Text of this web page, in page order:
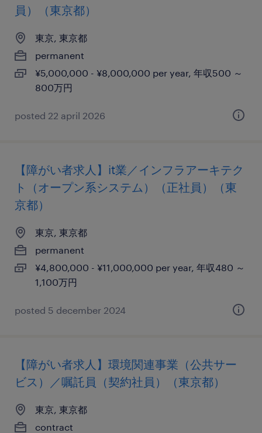
員）（東京都）
東京, 東京都
permanent
¥5,000,000 - ¥8,000,000 per year, 年収500 ～
800万円
posted 22 april 2026
【障がい者求人】it業／インフラアーキテク
ト（オープン系システム）（正社員）（東
京都）
東京, 東京都
permanent
¥4,800,000 - ¥11,000,000 per year, 年収480 ～
1,100万円
posted 5 december 2024
【障がい者求人】環境関連事業（公共サー
ビス）／嘱託員（契約社員）（東京都）
東京, 東京都
contract